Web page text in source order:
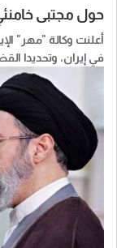
حول مجتبى
أعلنت وكالة "مهر"
في إيران، وتحديدا